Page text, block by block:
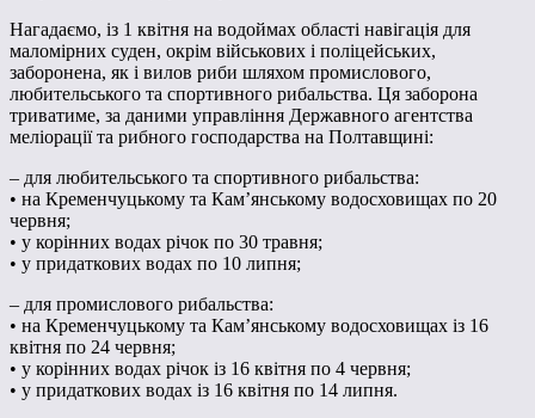
Нагадаємо, із 1 квітня на водоймах області навігація для
маломірних суден, окрім військових і поліцейських,
заборонена, як і вилов риби шляхом промислового,
любительського та спортивного рибальства. Ця заборона
триватиме, за даними управління Державного агентства
меліорації та рибного господарства на Полтавщині:
– для любительського та спортивного рибальства:
• на Кременчуцькому та Кам’янському водосховищах по 20
червня;
• у корінних водах річок по 30 травня;
• у придаткових водах по 10 липня;
– для промислового рибальства:
• на Кременчуцькому та Кам’янському водосховищах із 16
квітня по 24 червня;
• у корінних водах річок із 16 квітня по 4 червня;
• у придаткових водах із 16 квітня по 14 липня.